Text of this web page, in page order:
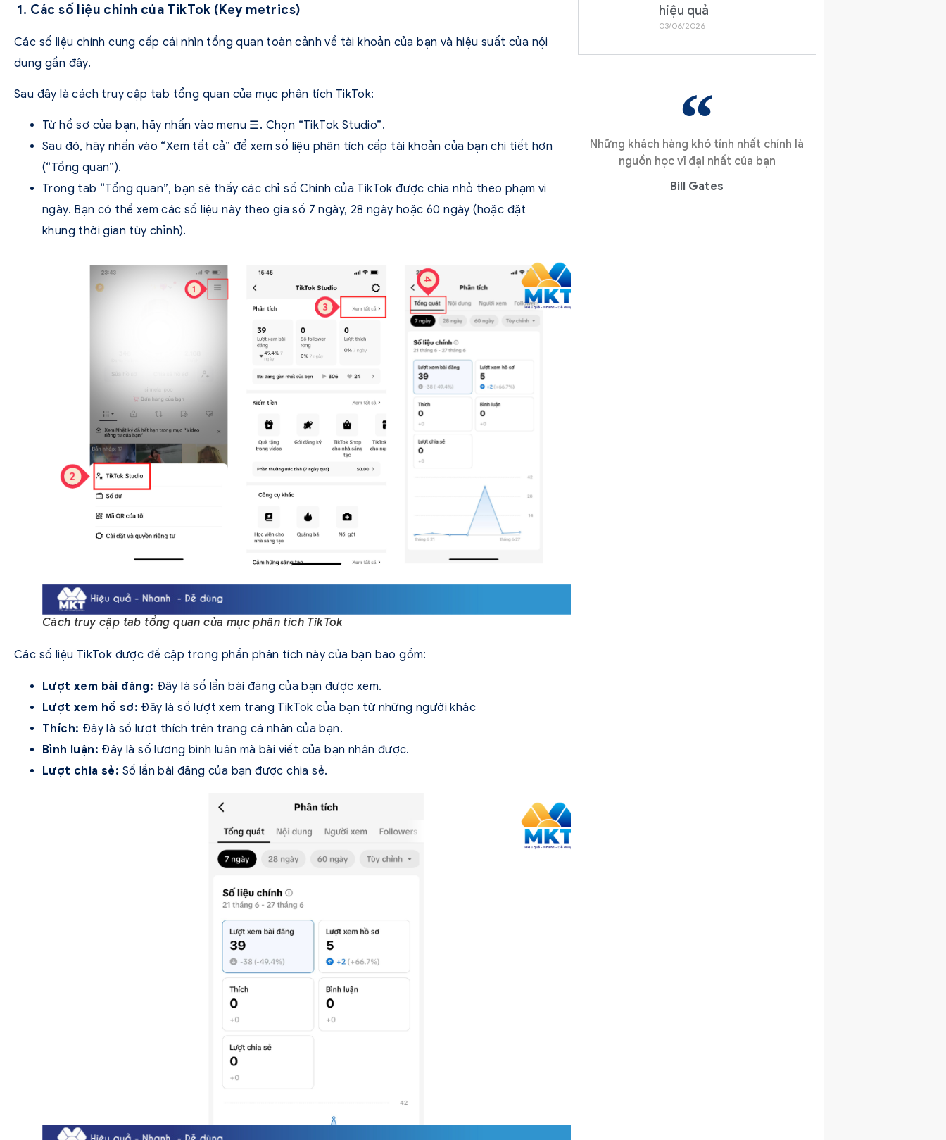
1. Các số liệu chính của TikTok (Key metrics)
Các số liệu chính cung cấp cái nhìn tổng quan toàn cảnh về tài khoản của bạn và hiệu suất của nội
dung gần đây.
Sau đây là cách truy cập tab tổng quan của mục phân tích TikTok:
Từ hồ sơ của bạn, hãy nhấn vào menu ☰. Chọn “TikTok Studio”.
Sau đó, hãy nhấn vào “Xem tất cả” để xem số liệu phân tích cấp tài khoản của bạn chi tiết hơn
(“Tổng quan”).
Trong tab “Tổng quan”, bạn sẽ thấy các chỉ số Chính của TikTok được chia nhỏ theo phạm vi
ngày. Bạn có thể xem các số liệu này theo gia số 7 ngày, 28 ngày hoặc 60 ngày (hoặc đặt
khung thời gian tùy chỉnh).
Cách truy cập tab tổng quan của mục phân tích TikTok
Các số liệu TikTok được đề cập trong phần phân tích này của bạn bao gồm:
Lượt xem bài đăng: Đây là số lần bài đăng của bạn được xem.
Lượt xem hồ sơ: Đây là số lượt xem trang TikTok của bạn từ những người khác
Thích: Đây là số lượt thích trên trang cá nhân của bạn.
Bình luận: Đây là số lượng bình luận mà bài viết của bạn nhận được.
Lượt chia sẻ: Số lần bài đăng của bạn được chia sẻ.
hiệu quả
03/06/2026
Những khách hàng khó tính nhất chính là
nguồn học vĩ đại nhất của bạn
Bill Gates